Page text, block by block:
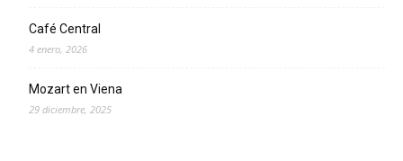
Café Central
4 enero, 2026
Mozart en Viena
29 diciembre, 2025